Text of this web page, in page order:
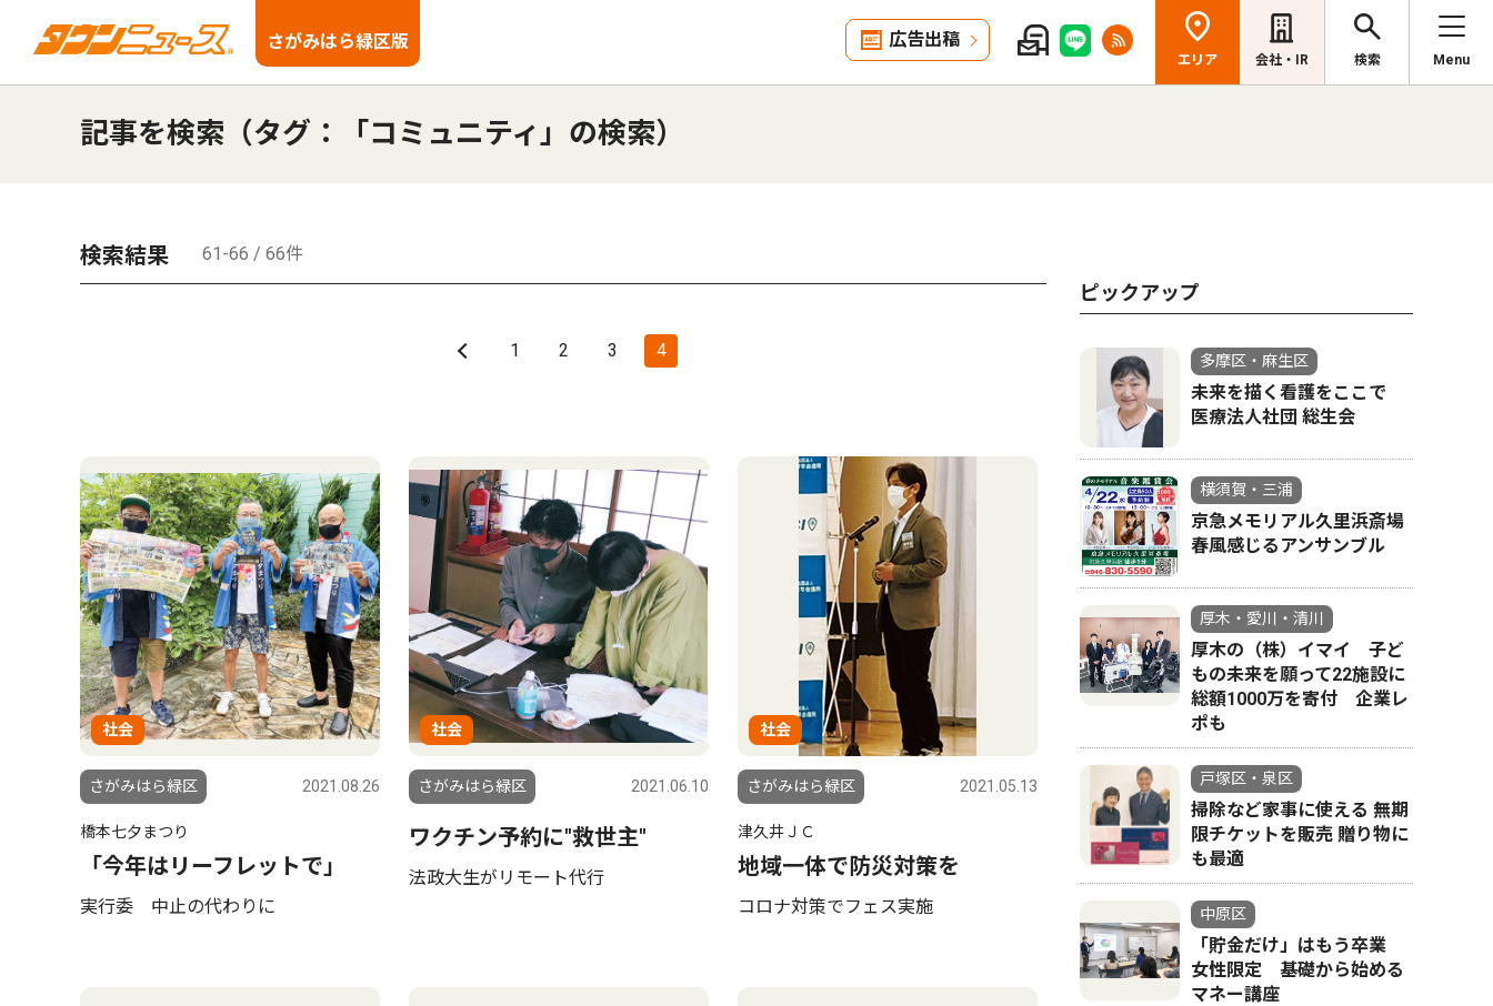
さがみはら緑区版 広告出稿
エリア 会社・IR 検索 Menu
記事を検索（タグ：「コミュニティ」の検索）
検索結果 61-66 / 66件
1 2 3 4
社会
さがみはら緑区 2021.08.26
橋本七夕まつり
「今年はリーフレットで」
実行委 中止の代わりに
社会
さがみはら緑区 2021.06.10
ワクチン予約に"救世主"
法政大生がリモート代行
社会
さがみはら緑区 2021.05.13
津久井ＪＣ
地域一体で防災対策を
コロナ対策でフェス実施
ピックアップ
多摩区・麻生区
未来を描く看護をここで
医療法人社団 総生会
横須賀・三浦
京急メモリアル久里浜斎場
春風感じるアンサンブル
厚木・愛川・清川
厚木の（株）イマイ 子ど
もの未来を願って22施設に
総額1000万を寄付 企業レ
ポも
戸塚区・泉区
掃除など家事に使える 無期
限チケットを販売 贈り物に
も最適
中原区
「貯金だけ」はもう卒業
女性限定 基礎から始める
マネー講座